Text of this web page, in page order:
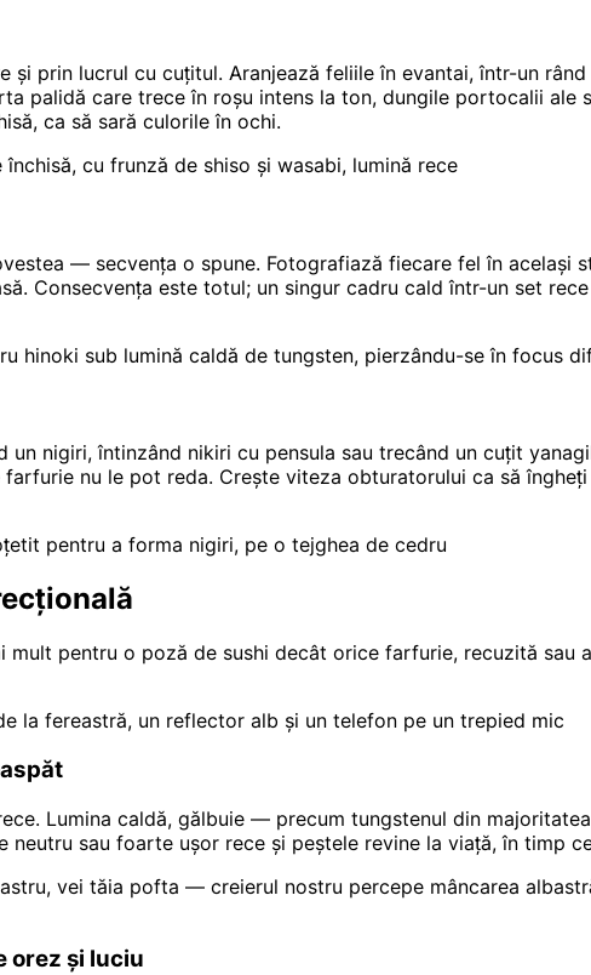
și prin lucrul cu cuțitul. Aranjează feliile în evantai, într-un
palidă care trece în roșu intens la ton, dungile portocalii ale
ca să sară culorile în ochi.
cu frunză de shiso și wasabi, lumină rece
— secvența o spune. Fotografiază fiecare fel în același
Consecvența este totul; un singur cadru cald într-un set
hinoki sub lumină caldă de tungsten, pierzându-se în focus
nigiri, întinzând nikiri cu pensula sau trecând un cuțit
nu le pot reda. Crește viteza obturatorului ca să
pentru a forma nigiri, pe o tejghea de cedru
mult pentru o poză de sushi decât orice farfurie, recuzită
la fereastră, un reflector alb și un telefon pe un trepied mic
Lumina caldă, gălbuie — precum tungstenul din
sau foarte ușor rece și peștele revine la viață, în timp
vei tăia pofta — creierul nostru percepe mâncarea
orez și luciu